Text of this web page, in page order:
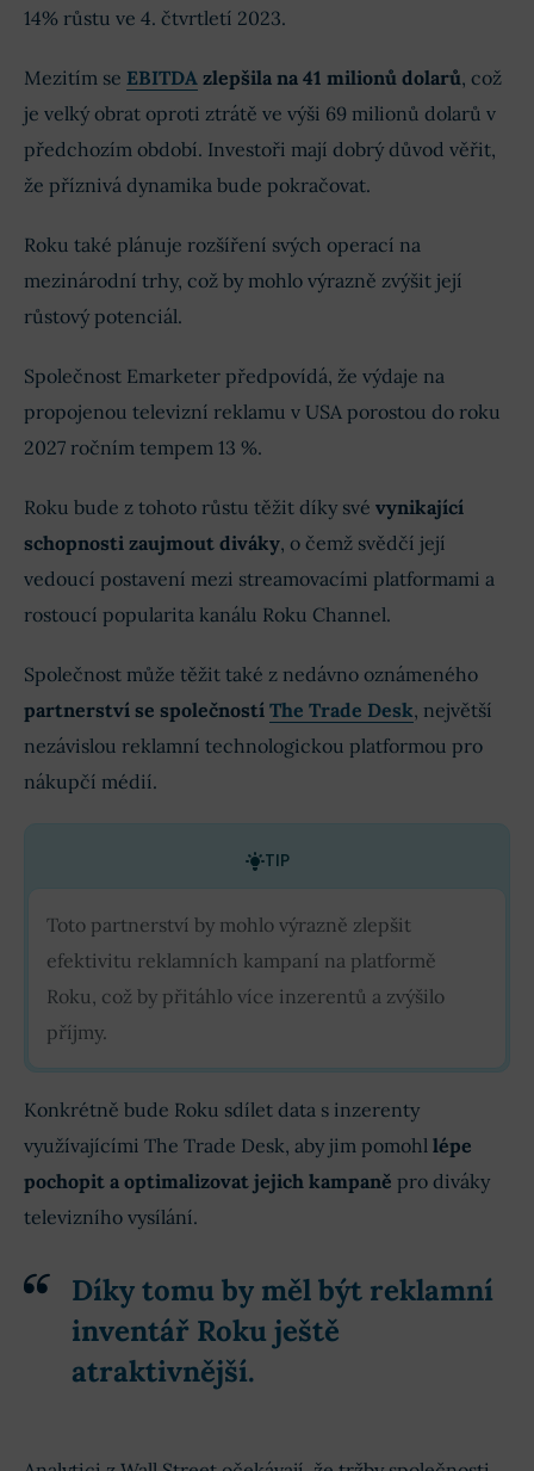
14% růstu ve 4. čtvrtletí 2023.
Mezitím se EBITDA zlepšila na 41 milionů dolarů, což
je velký obrat oproti ztrátě ve výši 69 milionů dolarů v
předchozím období. Investoři mají dobrý důvod věřit,
že příznivá dynamika bude pokračovat.
Roku také plánuje rozšíření svých operací na
mezinárodní trhy, což by mohlo výrazně zvýšit její
růstový potenciál.
Společnost Emarketer předpovídá, že výdaje na
propojenou televizní reklamu v USA porostou do roku
2027 ročním tempem 13 %.
Roku bude z tohoto růstu těžit díky své vynikající
schopnosti zaujmout diváky, o čemž svědčí její
vedoucí postavení mezi streamovacími platformami a
rostoucí popularita kanálu Roku Channel.
Společnost může těžit také z nedávno oznámeného
partnerství se společností The Trade Desk, největší
nezávislou reklamní technologickou platformou pro
nákupčí médií.
TIP
Toto partnerství by mohlo výrazně zlepšit
efektivitu reklamních kampaní na platformě
Roku, což by přitáhlo více inzerentů a zvýšilo
příjmy.
Konkrétně bude Roku sdílet data s inzerenty
využívajícími The Trade Desk, aby jim pomohl lépe
pochopit a optimalizovat jejich kampaně pro diváky
televizního vysílání.
Díky tomu by měl být reklamní
inventář Roku ještě
atraktivnější.